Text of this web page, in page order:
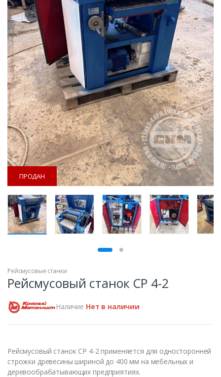
ПРОДАН
ПРОДАН
Рейсмусовые станки
Рейсмусовый станок СР 4-2
Наличие Нет в наличии
Рейсмусовый станок СР 4-2 применяется для односторонней
строжки древесины шириной до 400 мм на мебельных и
деревообрабатывающих предприятиях.